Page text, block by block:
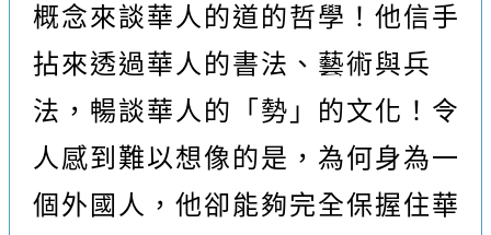
概念來談華人的道的哲學！他信手
拈來透過華人的書法、藝術與兵
法，暢談華人的「勢」的文化！令
人感到難以想像的是，為何身為一
個外國人，他卻能夠完全保握住華